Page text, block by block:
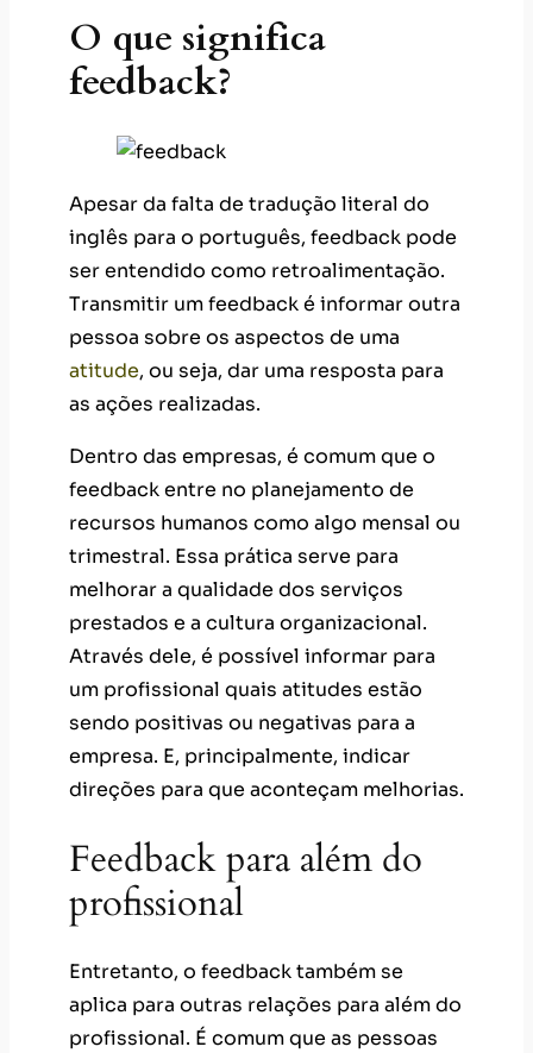
O que significa
feedback?
Apesar da falta de tradução literal do
inglês para o português, feedback pode
ser entendido como retroalimentação.
Transmitir um feedback é informar outra
pessoa sobre os aspectos de uma
atitude, ou seja, dar uma resposta para
as ações realizadas.
Dentro das empresas, é comum que o
feedback entre no planejamento de
recursos humanos como algo mensal ou
trimestral. Essa prática serve para
melhorar a qualidade dos serviços
prestados e a cultura organizacional.
Através dele, é possível informar para
um profissional quais atitudes estão
sendo positivas ou negativas para a
empresa. E, principalmente, indicar
direções para que aconteçam melhorias.
Feedback para além do
profissional
Entretanto, o feedback também se
aplica para outras relações para além do
profissional. É comum que as pessoas